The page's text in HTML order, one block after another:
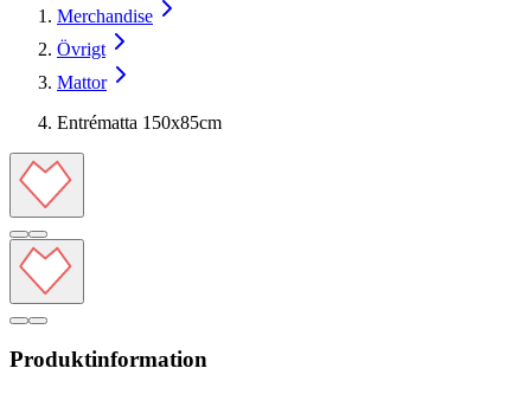
Merchandise
Övrigt
Mattor
Entrématta 150x85cm
Produktinformation